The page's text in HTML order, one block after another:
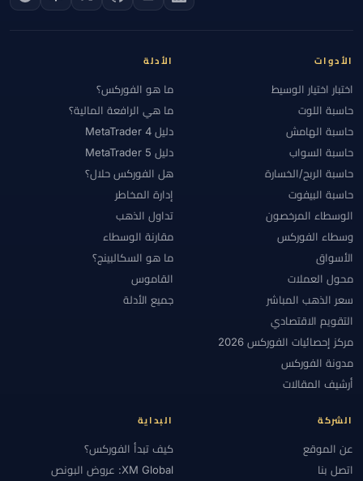
الأدوات
اختبار اختيار الوسيط
حاسبة اللوت
حاسبة الهامش
حاسبة السواب
حاسبة الربح/الخسارة
حاسبة البيفوت
الوسطاء المرخصون
وسطاء الفوركس
الأسواق
محول العملات
سعر الذهب المباشر
التقويم الاقتصادي
مركز إحصائيات الفوركس 2026
مدونة الفوركس
أرشيف المقالات
الأدلة
ما هو الفوركس؟
ما هي الرافعة المالية؟
دليل MetaTrader 4
دليل MetaTrader 5
هل الفوركس حلال؟
إدارة المخاطر
تداول الذهب
مقارنة الوسطاء
ما هو السكالبينج؟
القاموس
جميع الأدلة
الشركة
عن الموقع
اتصل بنا
البداية
كيف تبدأ الفوركس؟
XM Global: عروض البونص